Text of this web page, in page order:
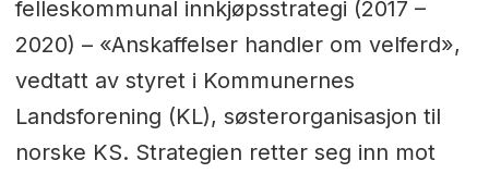
felleskommunal innkjøpsstrategi (2017 –
2020) – «Anskaffelser handler om velferd»,
vedtatt av styret i Kommunernes
Landsforening (KL), søsterorganisasjon til
norske KS. Strategien retter seg inn mot